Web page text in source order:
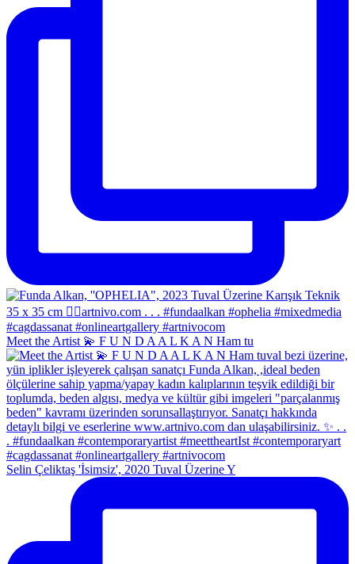
Meet the Artist 💫 F U N D A A L K A N Ham tu
Selin Çeliktaş 'İsimsiz', 2020 Tuval Üzerine Y